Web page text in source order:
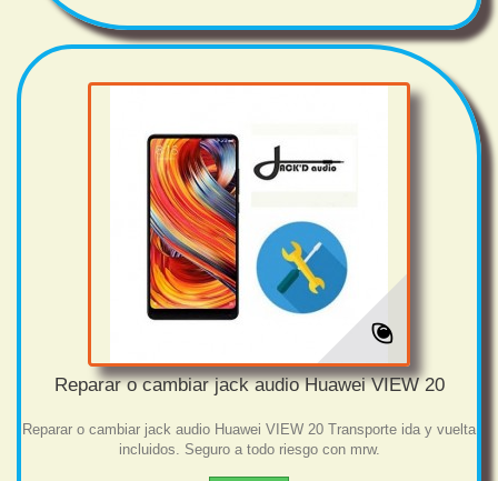
Reparar o cambiar jack audio Huawei VIEW 20
Reparar o cambiar jack audio Huawei VIEW 20 Transporte ida y vuelta
incluidos. Seguro a todo riesgo con mrw.